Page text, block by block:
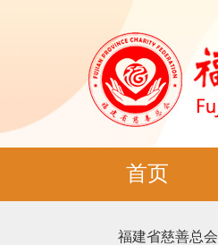
首页
福建省慈善总会